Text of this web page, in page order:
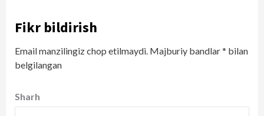
Fikr bildirish
Email manzilingiz chop etilmaydi. Majburiy bandlar* bilan
belgilangan
Sharh